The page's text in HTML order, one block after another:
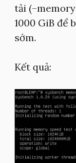
tải
1000 GiB để
sớm.
Kết quả: